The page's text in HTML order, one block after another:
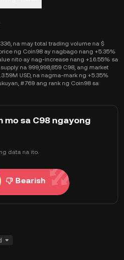
na may total trading volume na $
ng Coin98 ay nagbago nang +5.35%
nito ay nag-increase nang +16.55% sa
na 999,998,859 C98, ang market
USD, na nagma-mark ng +5.35%
#769 ang rank ng Coin98 sa
mo sa C98 ngayong
data na ito.
Bearish